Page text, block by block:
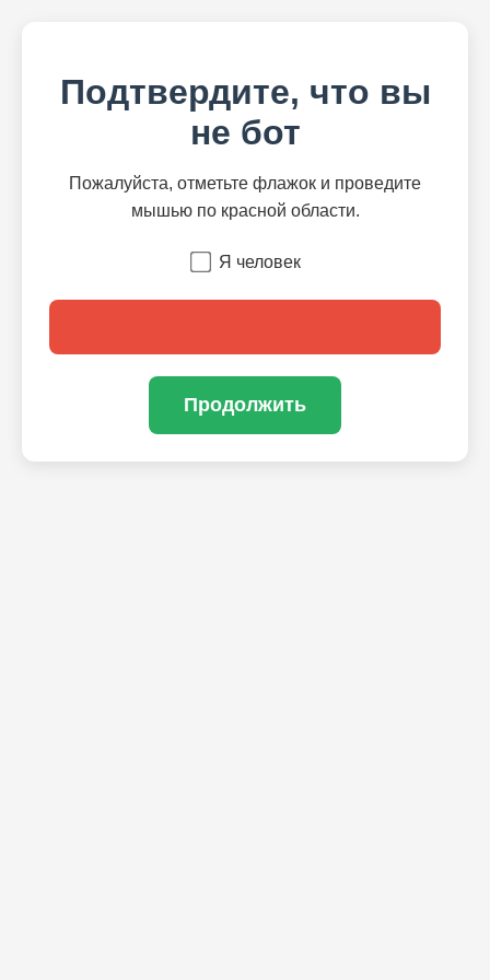
Подтвердите, что вы
не бот
Пожалуйста, отметьте флажок и проведите
мышью по красной области.
Я человек
Продолжить